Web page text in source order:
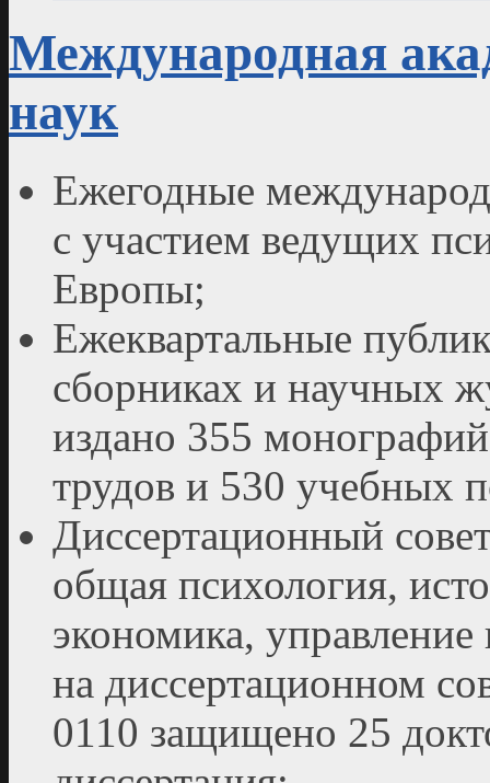
Международная
наук
Ежегодные
с участием ведущих
Европы;
Ежеквартальные
сборниках и научных
издано 355
трудов и 530 учебных
Диссертационный
общая психология,
экономика,
на диссертационном
0110 защищено 25